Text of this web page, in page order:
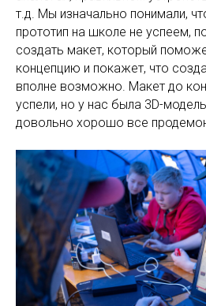
т.д. Мы изначально понимали,
прототип на школе не успеем,
создать макет, который
концепцию и покажет, что
вполне возможно. Макет до
успели, но у нас была 3D-
довольно хорошо все